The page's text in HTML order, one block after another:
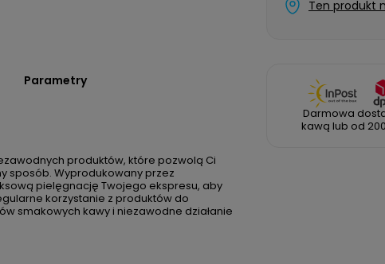
Ten produkt
Darmowa
kawą lub od
Parametry
produktów, które pozwolą Ci
sposób. Wyprodukowany przez
pielęgnację Twojego ekspresu, aby
korzystanie z produktów do
smakowych kawy i niezawodne działanie